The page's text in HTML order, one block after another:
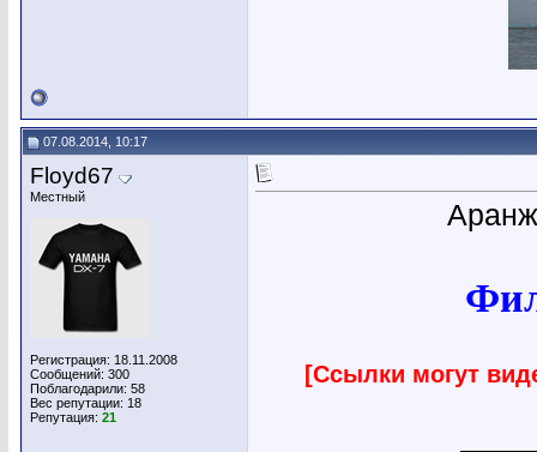
07.08.2014, 10:17
Floyd67
Местный
Регистрация: 18.11.2008
Сообщений: 300
Поблагодарили: 58
Вес репутации: 18
Репутация: 21
[Ссылки могут